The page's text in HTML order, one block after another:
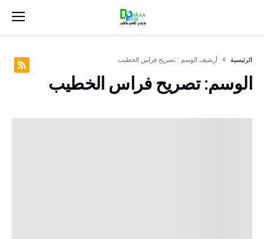
‫الرئيسية‬ ‫أرشيف الوسم :‬ تصريح فراس الخطيب
الوسم:تصريح فراس الخطيب